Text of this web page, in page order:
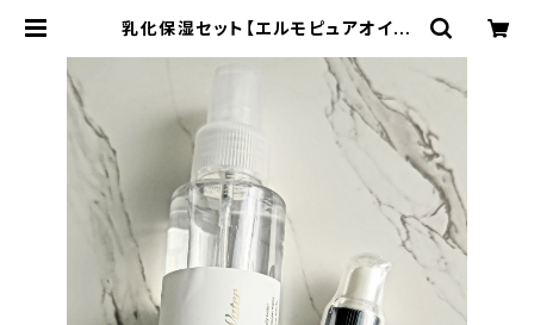
乳化保湿セット【エルモピュアオイル
ター(ミネラルケイ素水)ミニサイズ10